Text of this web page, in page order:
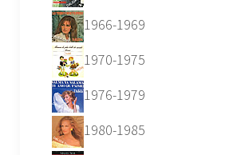
1966-1969
1970-1975
1976-1979
1980-1985